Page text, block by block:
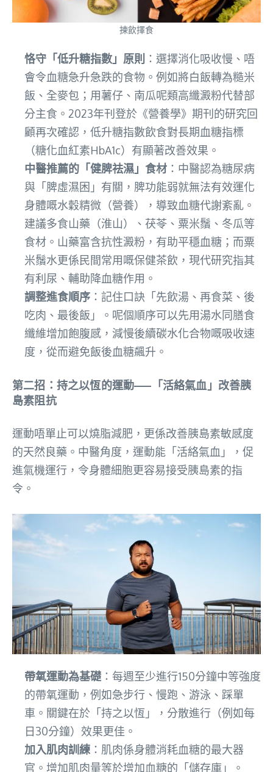
揀飲擇食
恪守「低升糖指數」原則 ：選擇消化吸收慢、唔
會令血糖急升急跌的食物。例如將白飯轉為糙米
飯、全麥包；用薯仔、南瓜呢類高纖澱粉代替部
分主食。2023年刊登於《營養學》期刊的研究回
顧再次確認，低升糖指數飲食對長期血糖指標
（糖化血紅素HbA1c）有顯著改善效果。
中醫推薦的「健脾祛濕」食材 ：中醫認為糖尿病
與「脾虛濕困」有關，脾功能弱就無法有效運化
身體嘅水穀精微（營養），導致血糖代謝紊亂。
建議多食山藥（淮山）、茯苓、粟米鬚、冬瓜等
食材。山藥富含抗性澱粉，有助平穩血糖；而粟
米鬚水更係民間常用嘅保健茶飲，現代研究指其
有利尿、輔助降血糖作用。
調整進食順序 ：記住口訣「先飲湯、再食菜、後
吃肉、最後飯」。呢個順序可以先用湯水同膳食
纖維增加飽腹感，減慢後續碳水化合物嘅吸收速
度，從而避免飯後血糖飆升。
第二招：持之以恆的運動——「活絡氣血」改善胰
島素阻抗
運動唔單止可以燒脂減肥，更係改善胰島素敏感度
的天然良藥。中醫角度，運動能「活絡氣血」，促
進氣機運行，令身體細胞更容易接受胰島素的指
令。
帶氧運動為基礎 ：每週至少進行150分鐘中等強度
的帶氧運動，例如急步行、慢跑、游泳、踩單
車。關鍵在於「持之以恆」，分散進行（例如每
日30分鐘）效果更佳。
加入肌肉訓練 ：肌肉係身體消耗血糖的最大器
官。增加肌肉量等於增加血糖的「儲存庫」。